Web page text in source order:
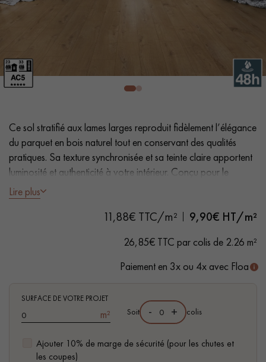
Nos conseillers sont disponibles au
0805 82 82 82
VOUS AVEZ UN PROJET ?
Nos experts sont à votre disposition pour vous guider pas à
pas dans le choix et la pose de votre parquet.
Un expert Décoplus Parquets vous appelle
Ce sol stratifié aux lames larges reproduit fidèlement l’élégance
du parquet en bois naturel tout en conservant des qualités
pratiques. Sa texture synchronisée et sa teinte claire apportent
luminosité et authenticité à votre intérieur. Conçu pour le
passage intense, il est aussi adapté aux foyers avec animaux
de compagnie.
- Aspect chêne naturel avec texture synchrone
- Résistance à l'eau : jusqu’à 48 h, idéal pour les petits
accidents du quotidien
Lire plus
11,88€ TTC/m² 9,90€ HT/m²
26,85€ TTC par colis de 2.26 m²
Paiement en 3x ou 4x avec Floa
SURFACE DE VOTRE PROJET
m²
Ajouter 10% de marge de sécurité (pour les chutes et
les coupes)
Soit - + colis